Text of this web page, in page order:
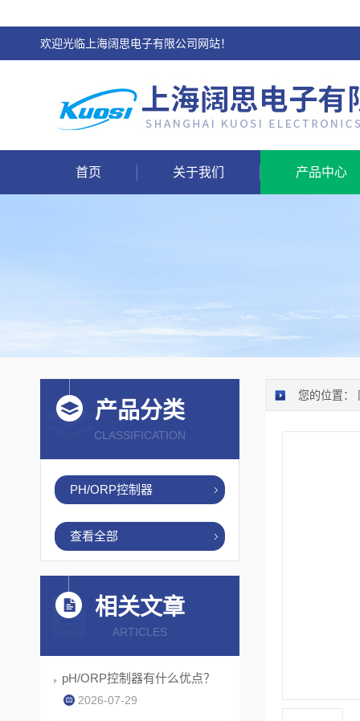
欢迎光临上海阔思电子有限公司网站！
首页 关于我们 产品中心
您的位置：
产品分类
CLASSIFICATION
PH/ORP控制器
查看全部
相关文章
ARTICLES
pH/ORP控制器有什么优点？
2026-07-29